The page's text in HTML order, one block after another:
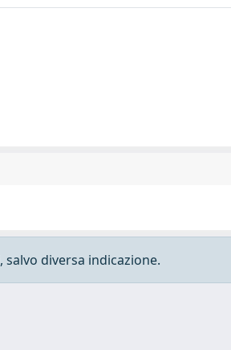
diversa indicazione.